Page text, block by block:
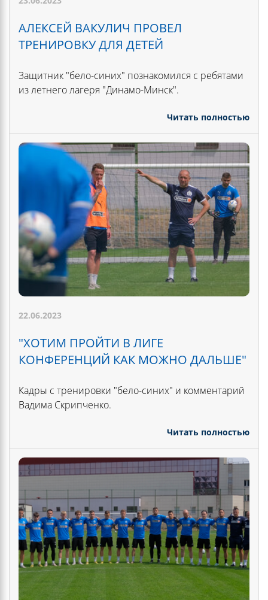
АЛЕКСЕЙ ВАКУЛИЧ ПРОВЕЛ
ТРЕНИРОВКУ ДЛЯ ДЕТЕЙ
Защитник "бело-синих" познакомился с ребятами
из летнего лагеря "Динамо-Минск".
Читать полностью
22.06.2023
"ХОТИМ ПРОЙТИ В ЛИГЕ
КОНФЕРЕНЦИЙ КАК МОЖНО ДАЛЬШЕ"
Кадры с тренировки "бело-синих" и комментарий
Вадима Скрипченко.
Читать полностью